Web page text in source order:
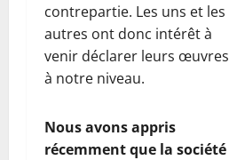
contrepartie. Les uns et les
autres ont donc intérêt à
venir déclarer leurs œuvres
à notre niveau.
Nous avons appris
récemment que la société